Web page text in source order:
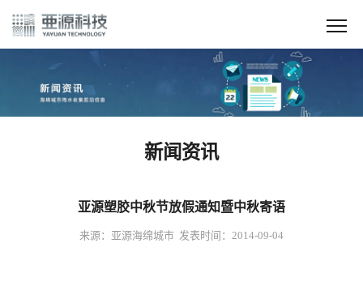
新闻资讯
亚源塑胶中秋节放假通知暨中秋寄语
来源：亚源海绵城市 发表时间：2014-09-04